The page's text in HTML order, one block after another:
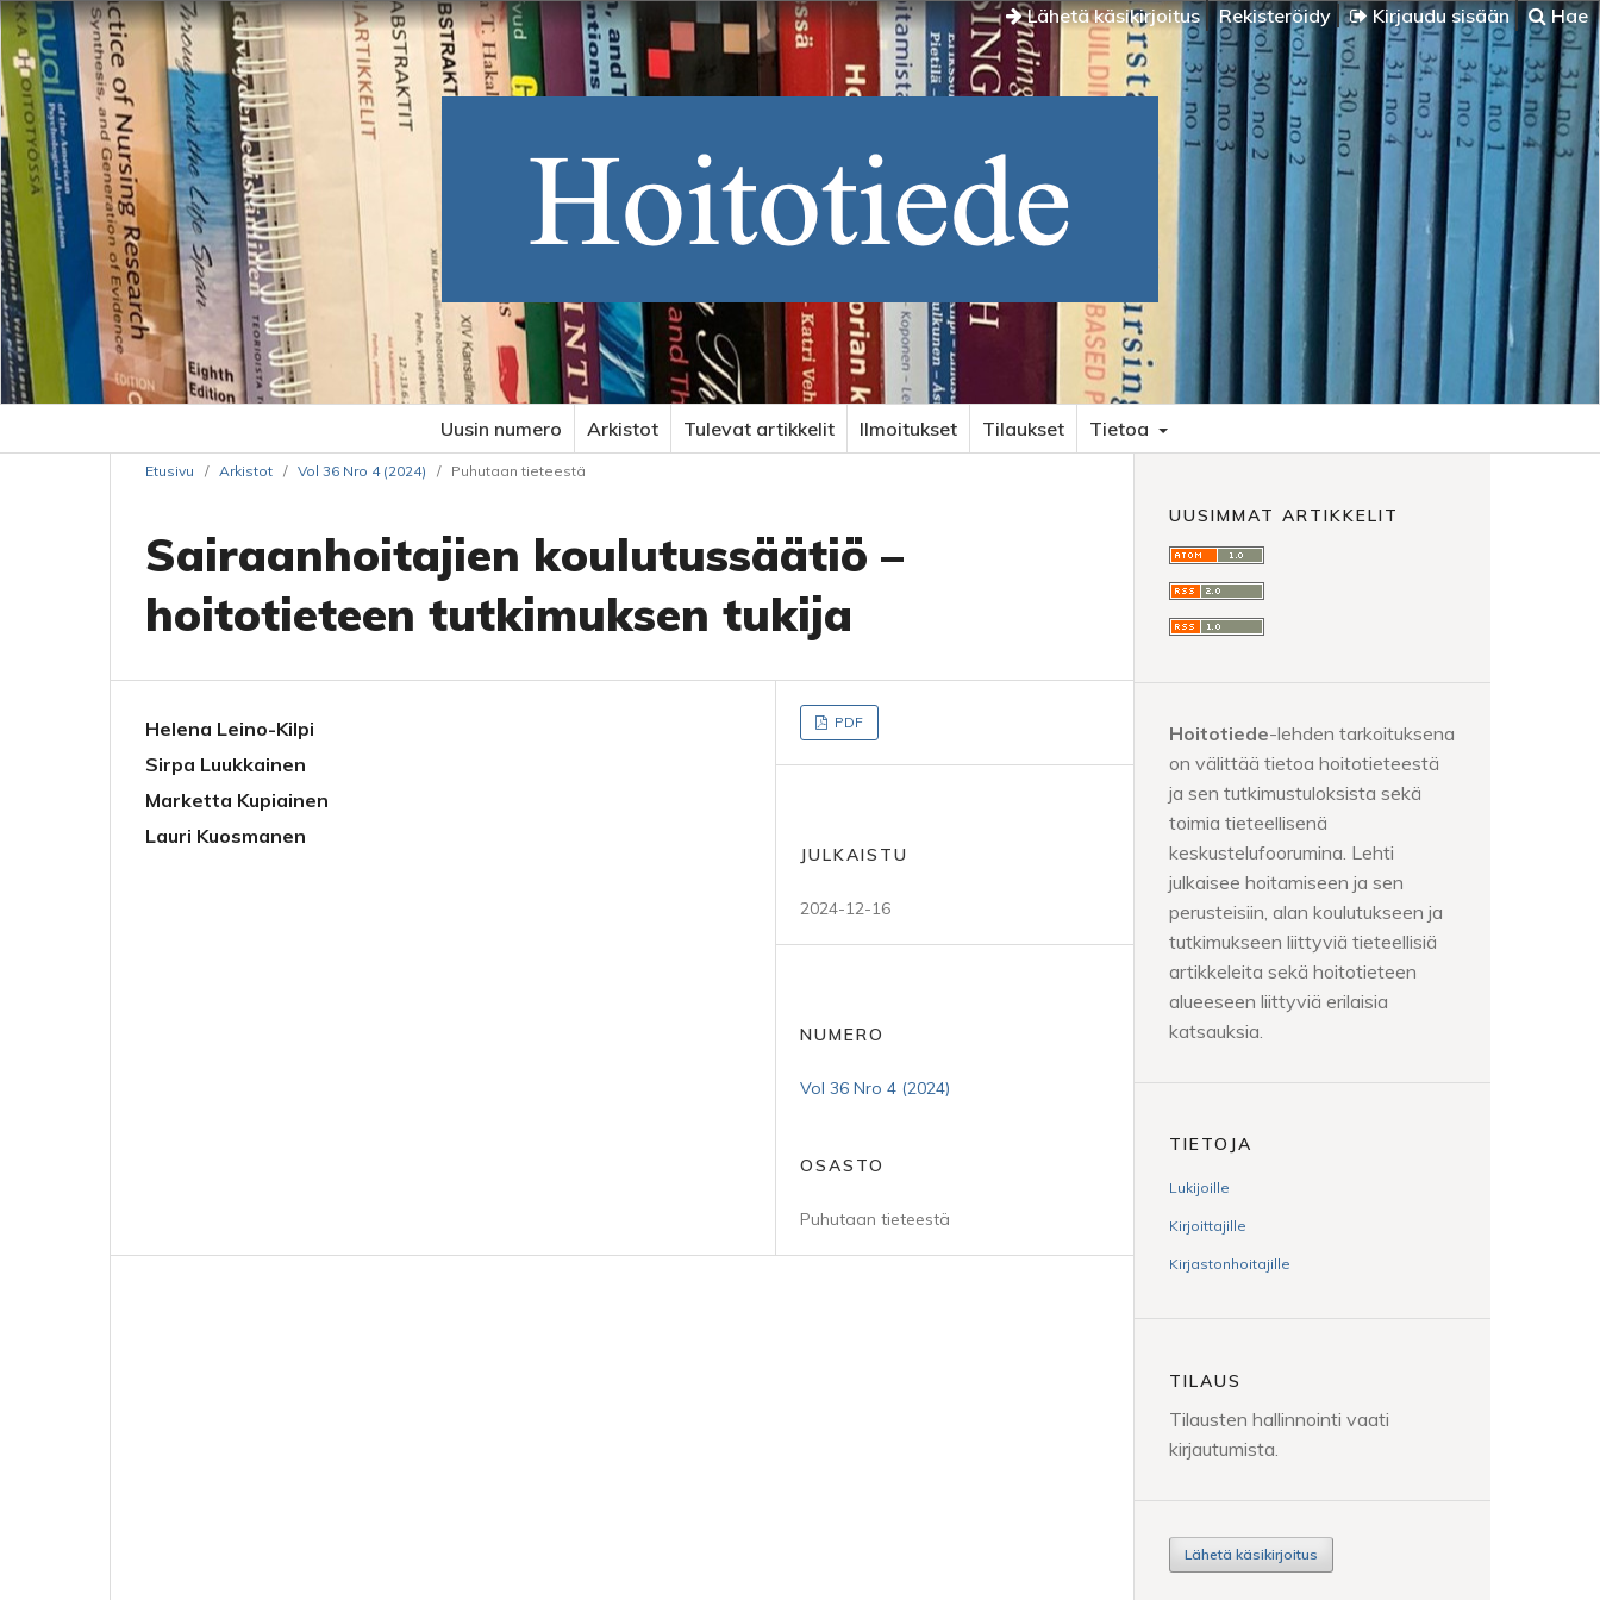
Lähetä käsikirjoitus Rekisteröidy Kirjaudu sisään Hae
Uusin numero Arkistot Tulevat artikkelit Ilmoitukset Tilaukset Tietoa
Etusivu / Arkistot / Vol 36 Nro 4 (2024) / Puhutaan tieteestä
Sairaanhoitajien koulutussäätiö –
hoitotieteen tutkimuksen tukija
Helena Leino-Kilpi
Sirpa Luukkainen
Marketta Kupiainen
Lauri Kuosmanen
PDF
JULKAISTU
2024-12-16
NUMERO
Vol 36 Nro 4 (2024)
OSASTO
Puhutaan tieteestä
UUSIMMAT ARTIKKELIT
Hoitotiede-lehden tarkoituksena
on välittää tietoa hoitotieteestä
ja sen tutkimustuloksista sekä
toimia tieteellisenä
keskustelufoorumina. Lehti
julkaisee hoitamiseen ja sen
perusteisiin, alan koulutukseen ja
tutkimukseen liittyviä tieteellisiä
artikkeleita sekä hoitotieteen
alueeseen liittyviä erilaisia
katsauksia.
TIETOJA
Lukijoille
Kirjoittajille
Kirjastonhoitajille
TILAUS
Tilausten hallinnointi vaati
kirjautumista.
Lähetä käsikirjoitus